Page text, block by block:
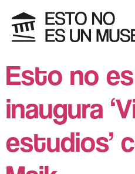
Esto no
inaugura
estudios’